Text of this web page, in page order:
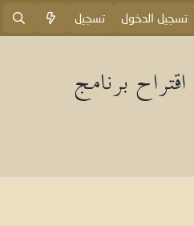
تسجيل الدخول تسجيل
برنامج